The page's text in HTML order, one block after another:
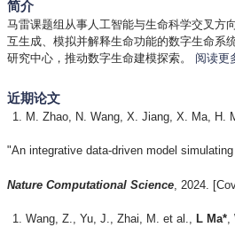
简介
马雷课题组从事人工智能与生命科学交叉方
互生成、模拟并解释生命功能的数字生命系
研究中心，推动数字生命建模探索。 阅读更
近期论文
M. Zhao, N. Wang, X. Jiang, X. Ma, H.
"An integrative data-driven model
Nature Computational Science , 2024.
Wang, Z., Yu, J., Zhai, M. et al., L Ma*,